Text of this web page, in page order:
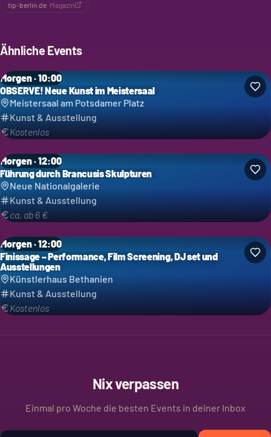
tip-berlin.de· Magazin
Ähnliche Events
Morgen · 10:00
OBSERVE! Neue Kunst im Meistersaal
Meistersaal am Potsdamer Platz
Kunst & Ausstellung
Kostenlos
Morgen · 12:00
Führung durch Brancusis Skulpturen
Neue Nationalgalerie
Kunst & Ausstellung
ca. ab 6 €
Morgen · 12:00
Finissage – Performance, Film Screening, DJ set und
Ausstellungen
Künstlerhaus Bethanien
Kunst & Ausstellung
Kostenlos
Nix verpassen
Einmal pro Woche die besten Events in deiner Inbox